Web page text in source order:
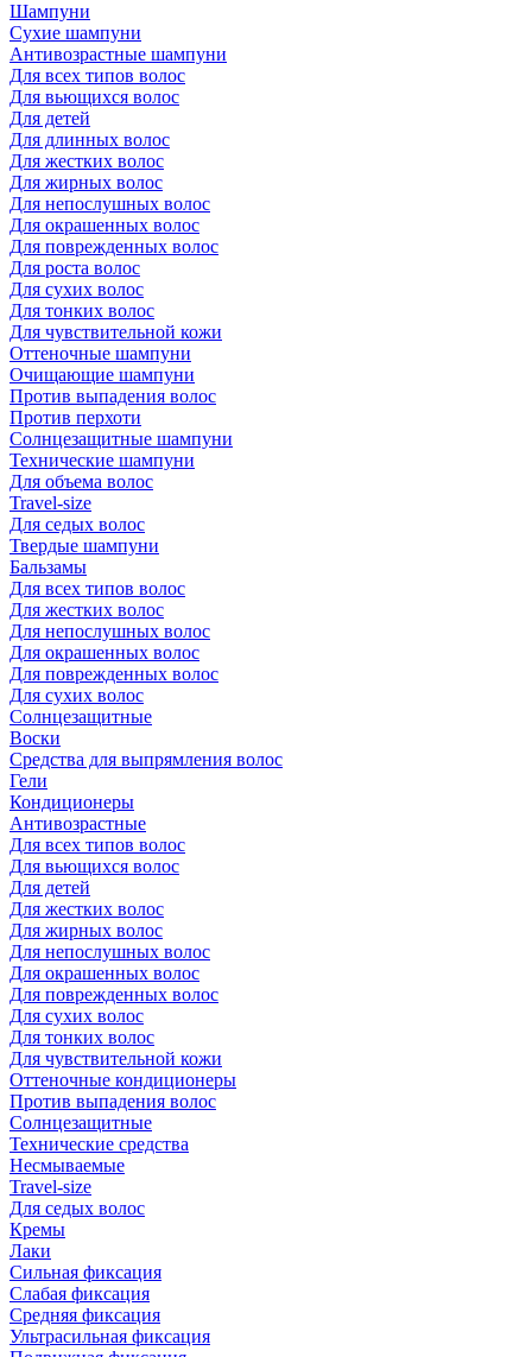
Шампуни
Сухие шампуни
Антивозрастные шампуни
Для всех типов волос
Для вьющихся волос
Для детей
Для длинных волос
Для жестких волос
Для жирных волос
Для непослушных волос
Для окрашенных волос
Для поврежденных волос
Для роста волос
Для сухих волос
Для тонких волос
Для чувствительной кожи
Оттеночные шампуни
Очищающие шампуни
Против выпадения волос
Против перхоти
Солнцезащитные шампуни
Технические шампуни
Для объема волос
Travel-size
Для седых волос
Твердые шампуни
Бальзамы
Для всех типов волос
Для жестких волос
Для непослушных волос
Для окрашенных волос
Для поврежденных волос
Для сухих волос
Солнцезащитные
Воски
Средства для выпрямления волос
Гели
Кондиционеры
Антивозрастные
Для всех типов волос
Для вьющихся волос
Для детей
Для жестких волос
Для жирных волос
Для непослушных волос
Для окрашенных волос
Для поврежденных волос
Для сухих волос
Для тонких волос
Для чувствительной кожи
Оттеночные кондиционеры
Против выпадения волос
Солнцезащитные
Технические средства
Несмываемые
Travel-size
Для седых волос
Кремы
Лаки
Сильная фиксация
Слабая фиксация
Средняя фиксация
Ультрасильная фиксация